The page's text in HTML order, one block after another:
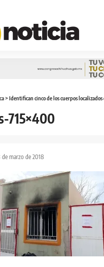
> Identifican cinco de los cuerpos
715×400
marzo de 2018